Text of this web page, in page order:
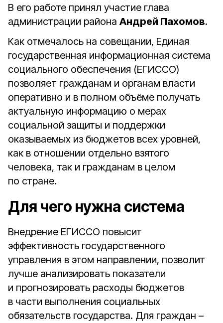
В его работе принял участие глава
администрации района Андрей Пахомов.
Как отмечалось на совещании, Единая
государственная информационная система
социального обеспечения (ЕГИССО)
позволяет гражданам и органам власти
оперативно и в полном объёме получать
актуальную информацию о мерах
социальной защиты и поддержки
оказываемых из бюджетов всех уровней,
как в отношении отдельно взятого
человека, так и гражданам в целом
по стране.
Для чего нужна система
Внедрение ЕГИССО повысит
эффективность государственного
управления в этом направлении, позволит
лучше анализировать показатели
и прогнозировать расходы бюджетов
в части выполнения социальных
обязательств государства. Для граждан –